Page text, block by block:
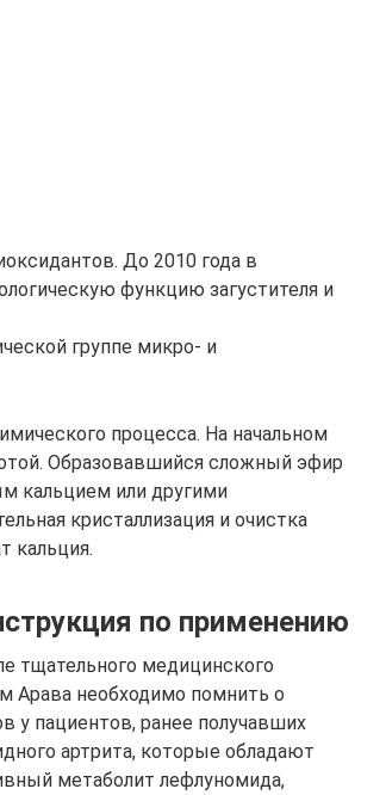
До 2010 года в
функцию загустителя и
группе микро- и
процесса. На начальном
Образовавшийся сложный эфир
кальцием или другими
кристаллизация и очистка
кальция.
по применению
тщательного медицинского
Арава необходимо помнить о
у пациентов, ранее получавших
артрита, которые обладают
метаболит лефлуномида,